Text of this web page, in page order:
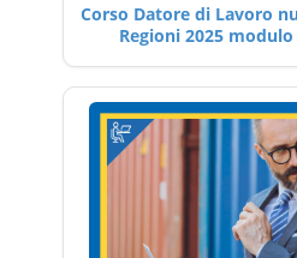
Corso Datore di Lavoro
Regioni 2025